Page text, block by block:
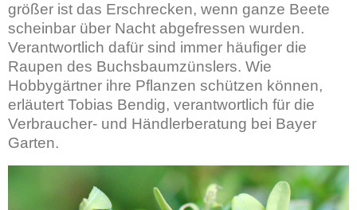
größer ist das Erschrecken, wenn ganze Beete
scheinbar über Nacht abgefressen wurden.
Verantwortlich dafür sind immer häufiger die
Raupen des Buchsbaumzünslers. Wie
Hobbygärtner ihre Pflanzen schützen können,
erläutert Tobias Bendig, verantwortlich für die
Verbraucher- und Händlerberatung bei Bayer
Garten.